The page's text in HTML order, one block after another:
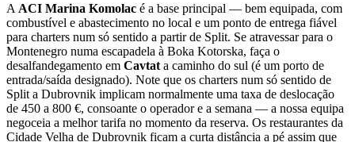
A ACI Marina Komolac é a base principal — bem equipada, com
combustível e abastecimento no local e um ponto de entrega fiável
para charters num só sentido a partir de Split. Se atravessar para o
Montenegro numa escapadela à Boka Kotorska, faça o
desalfandegamento em Cavtat a caminho do sul (é um porto de
entrada/saída designado). Note que os charters num só sentido de
Split a Dubrovnik implicam normalmente uma taxa de deslocação
de 450 a 800 €, consoante o operador e a semana — a nossa equipa
negoceia a melhor tarifa no momento da reserva. Os restaurantes da
Cidade Velha de Dubrovnik ficam a curta distância a pé assim que